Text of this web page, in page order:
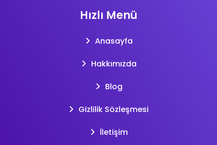
Hızlı Menü
Anasayfa
Hakkımızda
Blog
Gizlilik Sözleşmesi
İletişim